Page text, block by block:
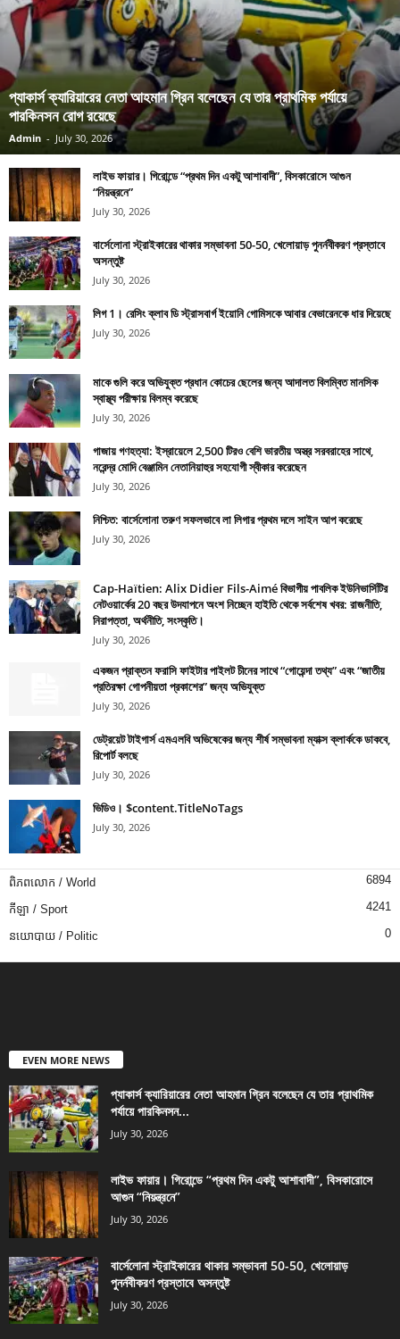
প্যাকার্স ক্যারিয়ারের নেতা আহমান গ্রিন বলেছেন যে তার প্রাথমিক পর্যায়ে
পারকিনসন রোগ রয়েছে
Admin - July 30, 2026
লাইভ ফায়ার। গিরোন্ডে “প্রথম দিন একটু আশাবাদী”, বিসকারোসে আগুন
“নিয়ন্ত্রনে”
July 30, 2026
বার্সেলোনা স্ট্রাইকারের থাকার সম্ভাবনা 50-50, খেলোয়াড় পুনর্নবীকরণ প্রস্তাবে
অসন্তুষ্ট
July 30, 2026
লিগ 1। রেসিং ক্লাব ডি স্ট্রাসবার্গ ইয়োনি গোমিসকে আবার বেভারেনকে ধার দিয়েছে
July 30, 2026
মাকে গুলি করে অভিযুক্ত প্রধান কোচের ছেলের জন্য আদালত বিলম্বিত মানসিক
স্বাস্থ্য পরীক্ষায় বিলম্ব করেছে
July 30, 2026
গাজায় গণহত্যা: ইস্রায়েলে 2,500 টিরও বেশি ভারতীয় অস্ত্র সরবরাহের সাথে,
নরেন্দ্র মোদি বেঞ্জামিন নেতানিয়াহুর সহযোগী স্বীকার করেছেন
July 30, 2026
নিশ্চিত: বার্সেলোনা তরুণ সফলভাবে লা লিগার প্রথম দলে সাইন আপ করেছে
July 30, 2026
Cap-Haïtien: Alix Didier Fils-Aimé বিভাগীয় পাবলিক ইউনিভার্সিটির
নেটওয়ার্কের 20 বছর উদযাপনে অংশ নিচ্ছেন হাইতি থেকে সর্বশেষ খবর: রাজনীতি,
নিরাপত্তা, অর্থনীতি, সংস্কৃতি।
July 30, 2026
একজন প্রাক্তন ফরাসি ফাইটার পাইলট চীনের সাথে “গোয়েন্দা তথ্য” এবং “জাতীয়
প্রতিরক্ষা গোপনীয়তা প্রকাশের” জন্য অভিযুক্ত
July 30, 2026
ডেট্রয়েট টাইগার্স এমএলবি অভিষেকের জন্য শীর্ষ সম্ভাবনা ম্যাক্স ক্লার্ককে ডাকবে,
রিপোর্ট বলছে
July 30, 2026
ভিডিও। $content.TitleNoTags
July 30, 2026
ពិភពលោក / World 6894
កីឡា / Sport 4241
នយោបាយ / Politic 0
EVEN MORE NEWS
প্যাকার্স ক্যারিয়ারের নেতা আহমান গ্রিন বলেছেন যে তার প্রাথমিক
পর্যায়ে পারকিনসন...
July 30, 2026
লাইভ ফায়ার। গিরোন্ডে “প্রথম দিন একটু আশাবাদী”, বিসকারোসে
আগুন “নিয়ন্ত্রনে”
July 30, 2026
বার্সেলোনা স্ট্রাইকারের থাকার সম্ভাবনা 50-50, খেলোয়াড়
পুনর্নবীকরণ প্রস্তাবে অসন্তুষ্ট
July 30, 2026